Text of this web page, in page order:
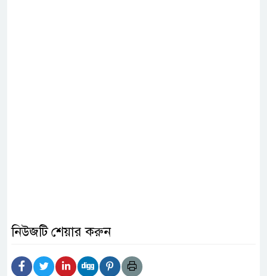
নিউজটি শেয়ার করুন